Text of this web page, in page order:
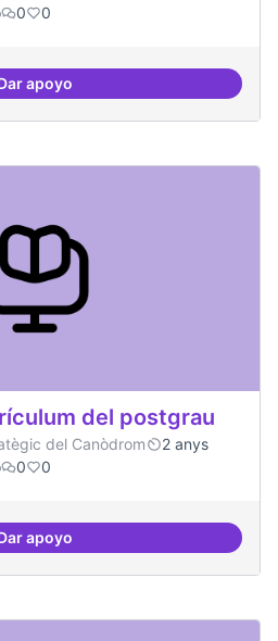
0 0
apoyo
Tècniques de seguretat digital
del postgrau
del Canòdrom
2 anys
0 0
apoyo
Definició del currículum del